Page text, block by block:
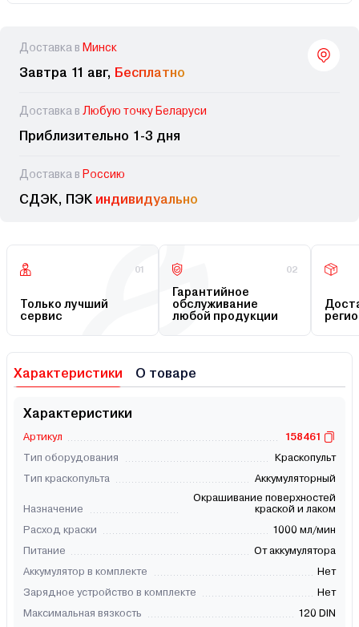
Доставка в Минск
Завтра 11 авг, Бесплатно
Доставка в Любую точку Беларуси
Приблизительно 1-3 дня
Доставка в Россию
СДЭК, ПЭК индивидуально
01
Только лучший
сервис
02
Гарантийное
обслуживание
любой продукции
Характеристики О товаре
Характеристики
Артикул
158461
Тип оборудования
Краскопульт
Тип краскопульта
Аккумуляторный
Назначение
Окрашивание поверхностей
краской и лаком
Расход краски
1000 мл/мин
Питание
От аккумулятора
Аккумулятор в комплекте
Нет
Зарядное устройство в комплекте
Нет
Максимальная вязкость
120 DIN